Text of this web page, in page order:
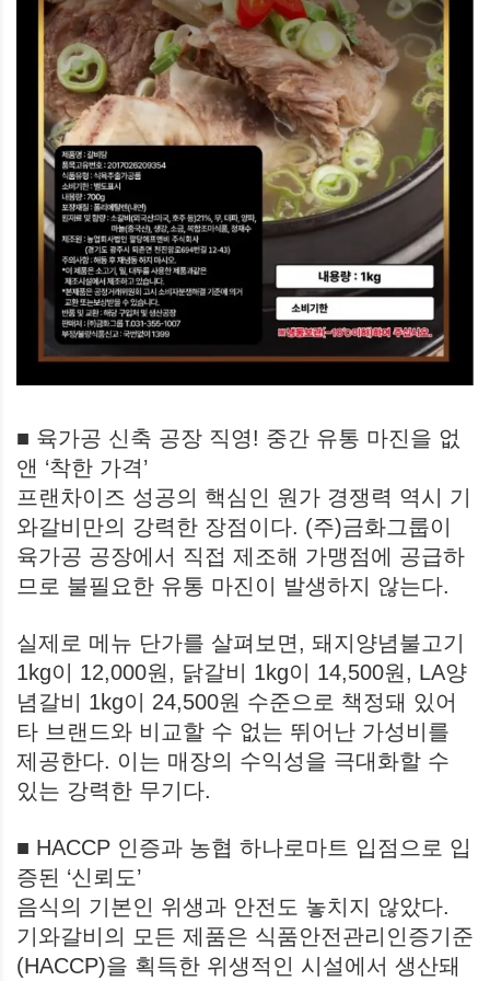
■ 육가공 신축 공장 직영! 중간 유통 마진을 없
앤 ‘착한 가격’
프랜차이즈 성공의 핵심인 원가 경쟁력 역시 기
와갈비만의 강력한 장점이다. (주)금화그룹이
육가공 공장에서 직접 제조해 가맹점에 공급하
므로 불필요한 유통 마진이 발생하지 않는다.
실제로 메뉴 단가를 살펴보면, 돼지양념불고기
1kg이 12,000원, 닭갈비 1kg이 14,500원, LA양
념갈비 1kg이 24,500원 수준으로 책정돼 있어
타 브랜드와 비교할 수 없는 뛰어난 가성비를
제공한다. 이는 매장의 수익성을 극대화할 수
있는 강력한 무기다.
■ HACCP 인증과 농협 하나로마트 입점으로 입
증된 ‘신뢰도’
음식의 기본인 위생과 안전도 놓치지 않았다.
기와갈비의 모든 제품은 식품안전관리인증기준
(HACCP)을 획득한 위생적인 시설에서 생산돼